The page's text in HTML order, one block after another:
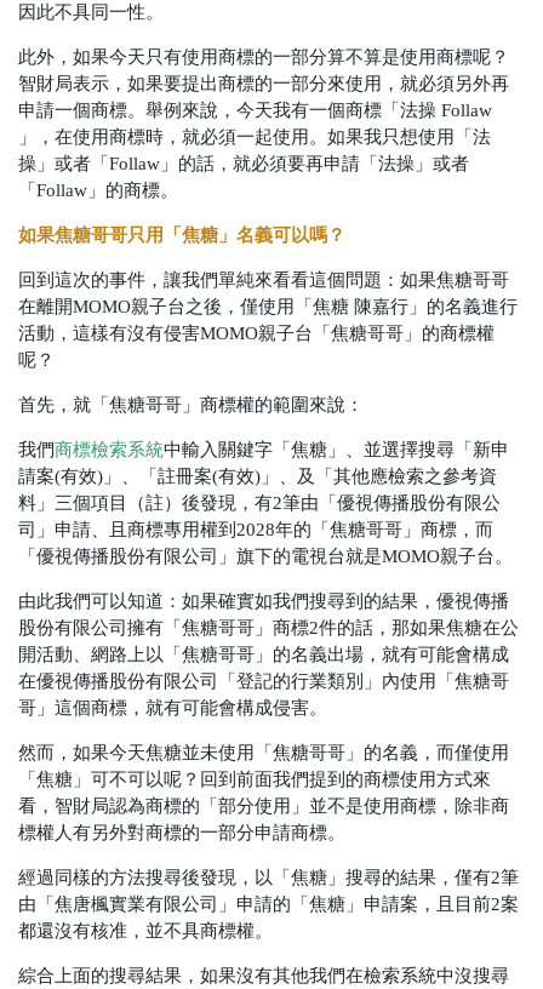
因此不具同一性。
此外，如果今天只有使用商標的一部分算不算是使用商標呢？
智財局表示，如果要提出商標的一部分來使用，就必須另外再
申請一個商標。舉例來說，今天我有一個商標「法操 Follaw
」，在使用商標時，就必須一起使用。如果我只想使用「法
操」或者「Follaw」的話，就必須要再申請「法操」或者
「Follaw」的商標。
如果焦糖哥哥只用「焦糖」名義可以嗎？
回到這次的事件，讓我們單純來看看這個問題：如果焦糖哥哥
在離開MOMO親子台之後，僅使用「焦糖 陳嘉行」的名義進行
活動，這樣有沒有侵害MOMO親子台「焦糖哥哥」的商標權
呢？
首先，就「焦糖哥哥」商標權的範圍來說：
我們商標檢索系統中輸入關鍵字「焦糖」、並選擇搜尋 「 新申
請案(有效)」、「註冊案(有效)」、及「其他應檢索之參考資
料」三個項目（註）後發現，有2筆由「優視傳播股份有限公
司」申請、且商標專用權到2028年的「焦糖哥哥」商標，而
「優視傳播股份有限公司」旗下的電視台就是MOMO親子台。
由此我們可以知道：如果確實如我們搜尋到的結果，優視傳播
股份有限公司擁有「焦糖哥哥」商標2件的話，那如果焦糖在公
開活動、網路上以「焦糖哥哥」的名義出場，就有可能會構成
在優視傳播股份有限公司「登記的行業類別」內使用「焦糖哥
哥」這個商標，就有可能會構成侵害。
然而，如果今天焦糖並未使用「焦糖哥哥」的名義，而僅使用
「焦糖」可不可以呢？回到前面我們提到的商標使用方式來
看，智財局認為商標的「部分使用」並不是使用商標，除非商
標權人有另外對商標的一部分申請商標。
經過同樣的方法搜尋後發現，以「焦糖」搜尋的結果，僅有2筆
由「焦唐楓實業有限公司」申請的「焦糖」申請案，且目前2案
都還沒有核准，並不具商標權。
綜合上面的搜尋結果，如果沒有其他我們在檢索系統中沒搜尋